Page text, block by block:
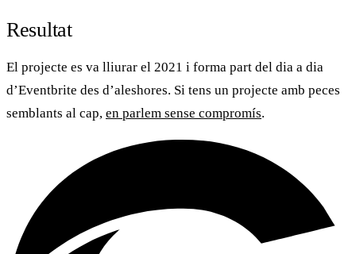
Resultat
El projecte es va lliurar el 2021 i forma part del dia a dia
d’Eventbrite des d’aleshores. Si tens un projecte amb peces
semblants al cap, en parlem sense compromís.